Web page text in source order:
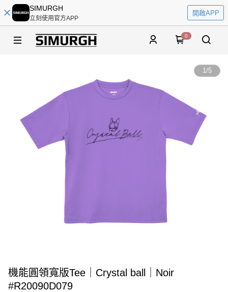
SIMURGH
立刻使用官方APP
開啟APP
0
1/5
機能圓領寬版Tee｜Crystal ball｜Noir
#R20090D079